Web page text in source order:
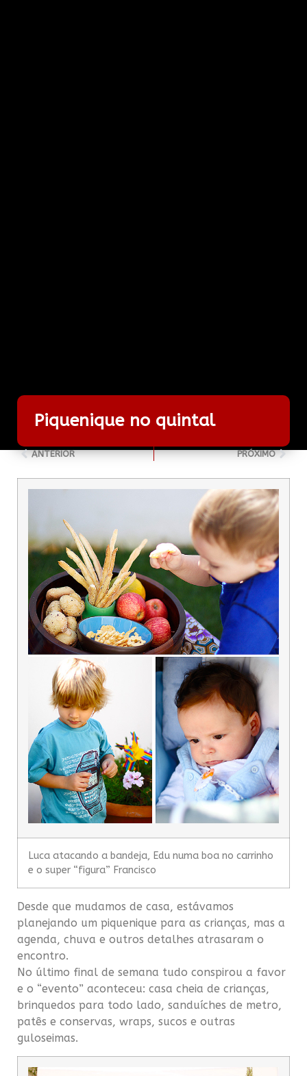
Piquenique no quintal
ANTERIOR PRÓXIMO
Luca atacando a bandeja, Edu numa boa no carrinho
e o super “figura” Francisco
Desde que mudamos de casa, estávamos
planejando um piquenique para as crianças, mas a
agenda, chuva e outros detalhes atrasaram o
encontro.
No último final de semana tudo conspirou a favor
e o “evento” aconteceu: casa cheia de crianças,
brinquedos para todo lado, sanduíches de metro,
patês e conservas, wraps, sucos e outras
guloseimas.